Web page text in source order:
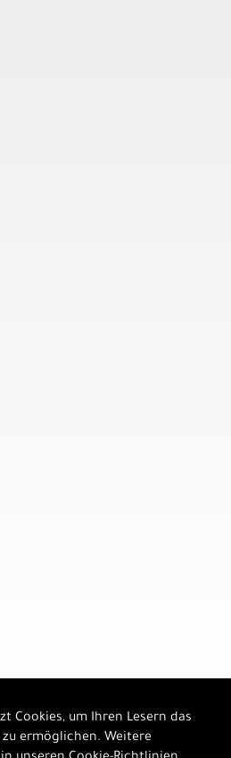
Cookies, um Ihren Lesern das
ermöglichen. Weitere
Auftrag widerrufen